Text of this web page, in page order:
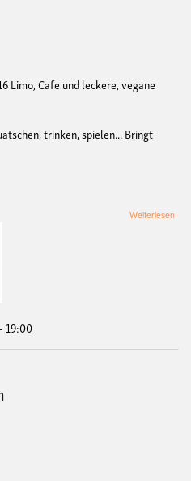
Limo, Cafe und leckere, vegane
trinken, spielen... Bringt
Weiterlesen
19:00